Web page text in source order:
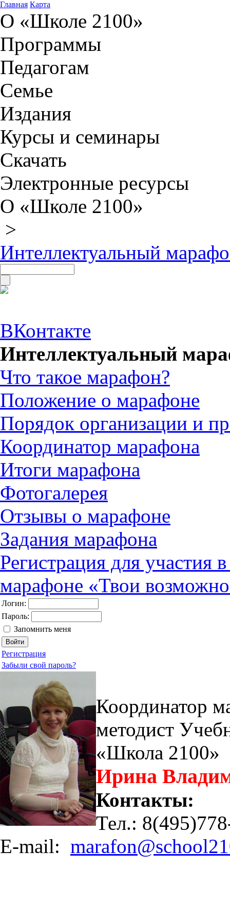
Главная Карта
О «Школе 2100»
Программы
Педагогам
Семье
Издания
Курсы и семинары
Скачать
Электронные ресурсы
О «Школе 2100»
>
Интеллектуальный
ВКонтакте
Интеллектуальный
Что такое марафон?
Положение о марафоне
Порядок организации и
Координатор марафона
Итоги марафона
Фотогалерея
Отзывы о марафоне
Задания марафона
Регистрация для участия
марафоне «Твои
Логин:
Пароль:
Запомнить меня
Регистрация
Забыли свой пароль?
Координатор
методист
«Школа 2100»
Ирина
Контакты:
Тел.:
E-mail: